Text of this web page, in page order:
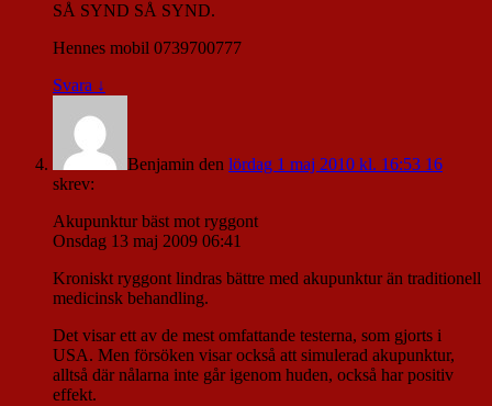
SÅ SYND SÅ SYND.
Hennes mobil 0739700777
Svara ↓
Benjamin den lördag 1 maj 2010 kl. 16:53 16
skrev:
Akupunktur bäst mot ryggont
Onsdag 13 maj 2009 06:41
Kroniskt ryggont lindras bättre med akupunktur än traditionell
medicinsk behandling.
Det visar ett av de mest omfattande testerna, som gjorts i
USA. Men försöken visar också att simulerad akupunktur,
alltså där nålarna inte går igenom huden, också har positiv
effekt.